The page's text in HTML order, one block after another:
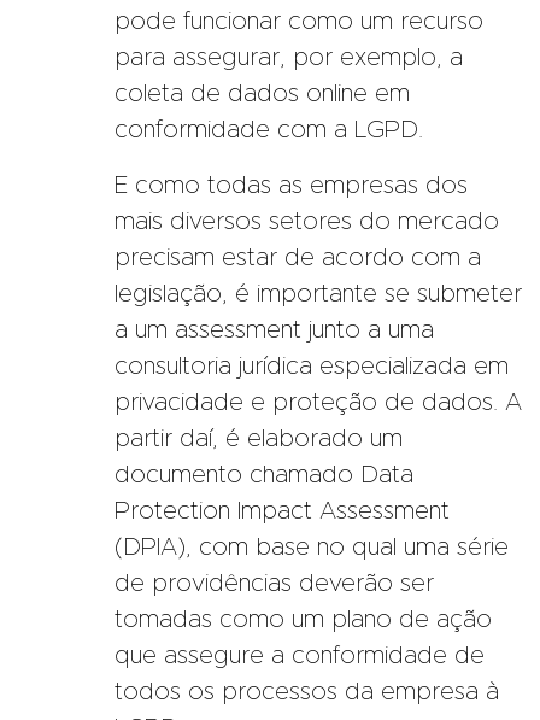
pode funcionar como um recurso
para assegurar, por exemplo, a
coleta de dados online em
conformidade com a LGPD.
E como todas as empresas dos
mais diversos setores do mercado
precisam estar de acordo com a
legislação, é importante se submeter
a um assessment junto a uma
consultoria jurídica especializada em
privacidade e proteção de dados. A
partir daí, é elaborado um
documento chamado Data
Protection Impact Assessment
(DPIA), com base no qual uma série
de providências deverão ser
tomadas como um plano de ação
que assegure a conformidade de
todos os processos da empresa à